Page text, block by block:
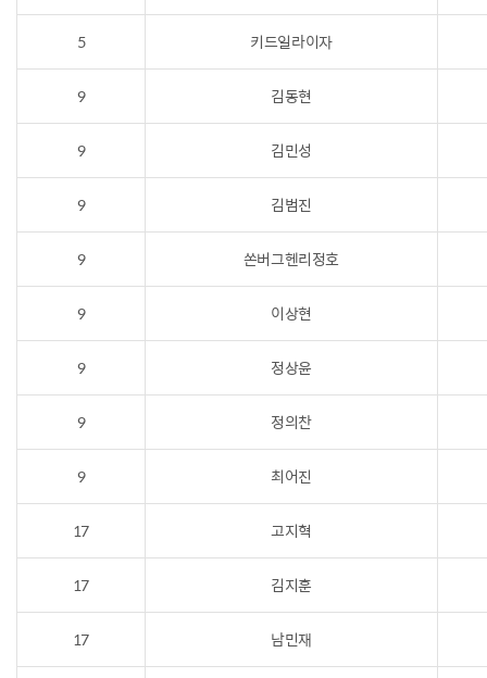
5 키드일라이자
9 김동현
9 김민성
9 김범진
9 쏜버그헨리정호
9 이상현
9 정상윤
9 정의찬
9 최어진
17 고지혁
17 김지훈
17 남민재